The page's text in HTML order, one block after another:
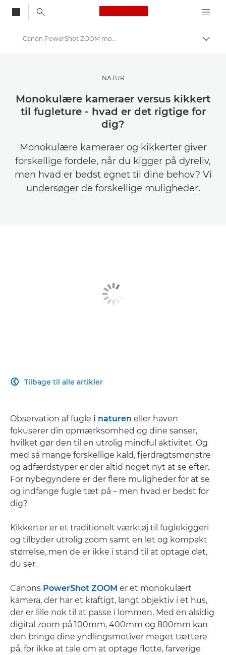
Canon Logo, back
Skift
Bliv inspireret | Tips til fotografering og print og købervejledninger
Tips og teknikker til fotografering og print
Canon PowerShot ZOOM monokulært kamera versus kikkert
NATUR
Monokulære kameraer versus kikkert
til fugleture - hvad er det rigtige for
dig?
Monokulære kameraer og kikkerter giver
forskellige fordele, når du kigger på dyreliv,
men hvad er bedst egnet til dine behov? Vi
undersøger de forskellige muligheder.
Tilbage til alle artikler

Observation af fugle i naturen eller haven
fokuserer din opmærksomhed og dine sanser,
hvilket gør den til en utrolig mindful aktivitet. Og
med så mange forskellige kald, fjerdragtsmønstre
og adfærdstyper er der altid noget nyt at se efter.
For nybegyndere er der flere muligheder for at se
og indfange fugle tæt på – men hvad er bedst for
dig?
Kikkerter er et traditionelt værktøj til fuglekiggeri
og tilbyder utrolig zoom samt en let og kompakt
størrelse, men de er ikke i stand til at optage det,
du ser.
Canons PowerShot ZOOM er et monokulært
kamera, der har et kraftigt, langt objektiv i et hus,
der er lille nok til at passe i lommen. Med en alsidig
digital zoom på 100mm, 400mm og 800mm kan
den bringe dine yndlingsmotiver meget tættere
på, for ikke at tale om at optage flotte, farverige